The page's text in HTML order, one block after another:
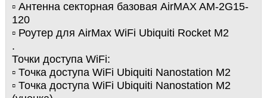
▫️ Антенна секторная базовая AirMAX AM-2G15-
120
▫️ Роутер для AirMax WiFi Ubiquiti Rocket M2
.
Точки доступа WiFi:
▫️ Точка доступа WiFi Ubiquiti Nanostation M2
▫️ Точка доступа WiFi Ubiquiti Nanostation M2